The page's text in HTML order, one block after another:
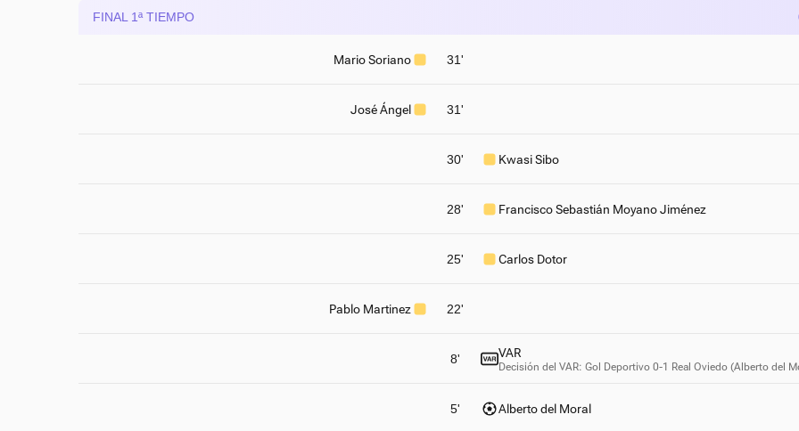
FINAL 1ª TIEMPO
Mario Soriano 31'
José Ángel 31'
30' Kwasi Sibo
28' Francisco Sebastián Moyano Jiménez
25' Carlos Dotor
Pablo Martinez 22'
8' VAR
Decisión del VAR: Gol Deportivo 0-1 Real Oviedo (Alberto del
5' Alberto del Moral